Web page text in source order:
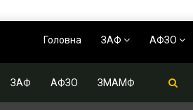
Головна ЗАФ АФЗО
ЗАФ АФЗО ЗМАМФ